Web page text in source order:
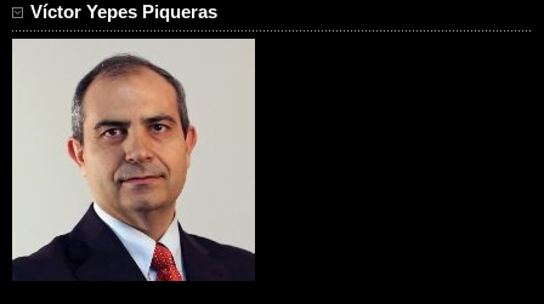
Víctor Yepes Piqueras